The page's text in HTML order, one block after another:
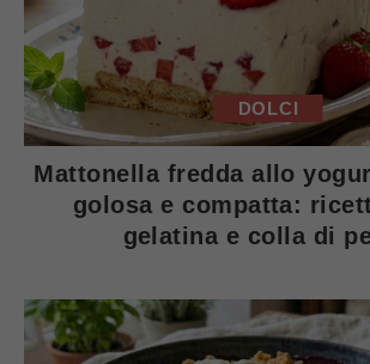
DOLCI
Mattonella fredda allo
golosa e compatta:
gelatina e colla di